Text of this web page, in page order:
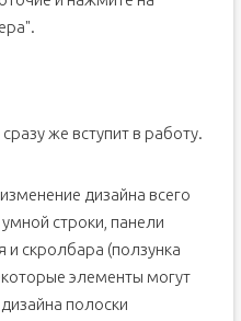
же вступит в работу.
дизайна всего
строки, панели
и скролбара (ползунка
элементы могут
полоски